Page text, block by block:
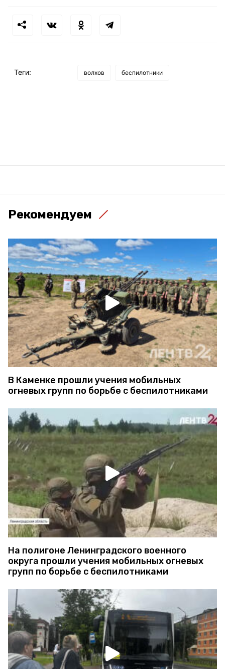
Теги: волхов беспилотники
Рекомендуем
В Каменке прошли учения мобильных
огневых групп по борьбе с беспилотниками
На полигоне Ленинградского военного
округа прошли учения мобильных огневых
групп по борьбе с беспилотниками